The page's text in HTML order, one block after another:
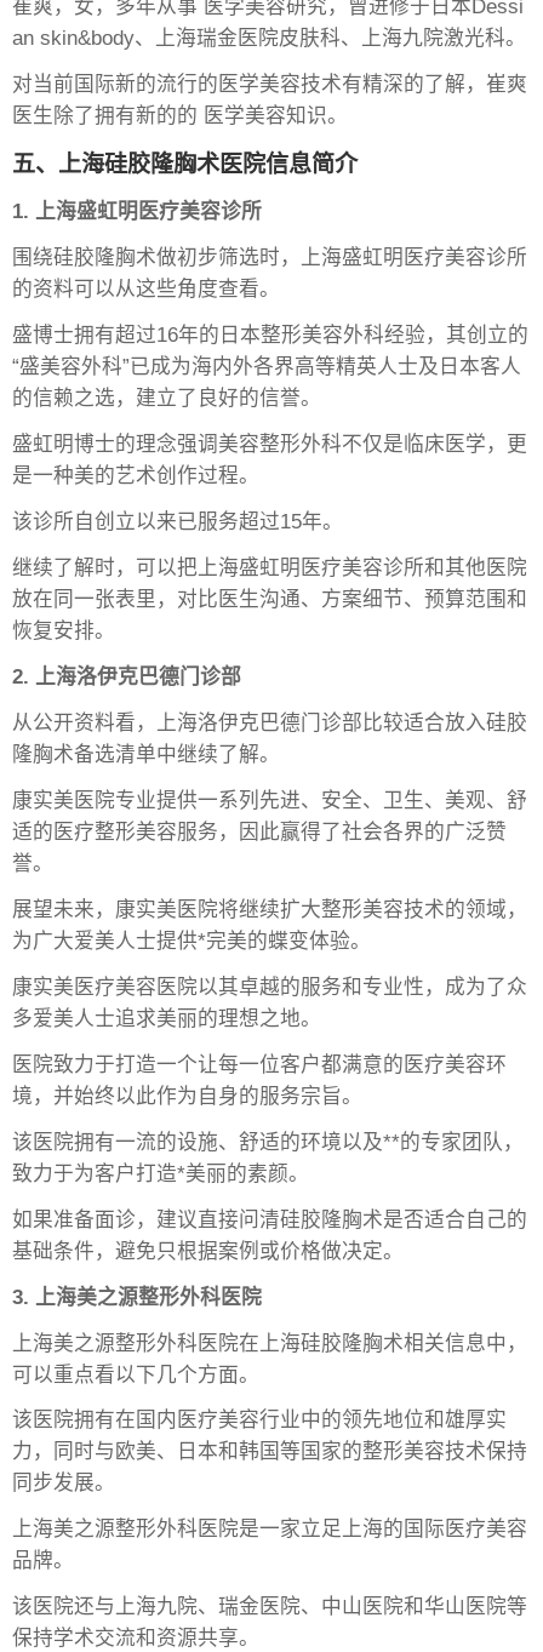
崔爽，女，多年从事 医学美容研究，曾进修于日本Dessi
an skin&body、上海瑞金医院皮肤科、上海九院激光科。
对当前国际新的流行的医学美容技术有精深的了解，崔爽
医生除了拥有新的的 医学美容知识。
五、上海硅胶隆胸术医院信息简介
1. 上海盛虹明医疗美容诊所
围绕硅胶隆胸术做初步筛选时，上海盛虹明医疗美容诊所
的资料可以从这些角度查看。
盛博士拥有超过16年的日本整形美容外科经验，其创立的
“盛美容外科”已成为海内外各界高等精英人士及日本客人
的信赖之选，建立了良好的信誉。
盛虹明博士的理念强调美容整形外科不仅是临床医学，更
是一种美的艺术创作过程。
该诊所自创立以来已服务超过15年。
继续了解时，可以把上海盛虹明医疗美容诊所和其他医院
放在同一张表里，对比医生沟通、方案细节、预算范围和
恢复安排。
2. 上海洛伊克巴德门诊部
从公开资料看，上海洛伊克巴德门诊部比较适合放入硅胶
隆胸术备选清单中继续了解。
康实美医院专业提供一系列先进、安全、卫生、美观、舒
适的医疗整形美容服务，因此赢得了社会各界的广泛赞
誉。
展望未来，康实美医院将继续扩大整形美容技术的领域，
为广大爱美人士提供*完美的蝶变体验。
康实美医疗美容医院以其卓越的服务和专业性，成为了众
多爱美人士追求美丽的理想之地。
医院致力于打造一个让每一位客户都满意的医疗美容环
境，并始终以此作为自身的服务宗旨。
该医院拥有一流的设施、舒适的环境以及**的专家团队，
致力于为客户打造*美丽的素颜。
如果准备面诊，建议直接问清硅胶隆胸术是否适合自己的
基础条件，避免只根据案例或价格做决定。
3. 上海美之源整形外科医院
上海美之源整形外科医院在上海硅胶隆胸术相关信息中，
可以重点看以下几个方面。
该医院拥有在国内医疗美容行业中的领先地位和雄厚实
力，同时与欧美、日本和韩国等国家的整形美容技术保持
同步发展。
上海美之源整形外科医院是一家立足上海的国际医疗美容
品牌。
该医院还与上海九院、瑞金医院、中山医院和华山医院等
保持学术交流和资源共享。